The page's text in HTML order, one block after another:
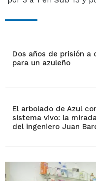
Dos años de prisión a
para un azuleño
El arbolado de Azul
sistema vivo: la
del ingeniero Juan